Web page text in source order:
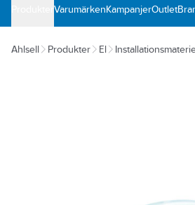
VarumärkenKampanjerOutlet
Ahlsell Produkter El